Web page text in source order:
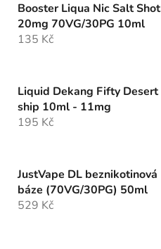
Booster Liqua Nic Salt Shot
20mg 70VG/30PG 10ml
135 Kč
Liquid Dekang Fifty Desert
ship 10ml - 11mg
195 Kč
JustVape DL beznikotinová
báze (70VG/30PG) 50ml
529 Kč